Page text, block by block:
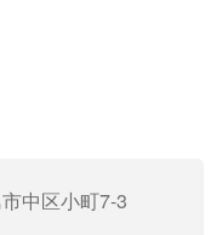
中区小町7-3